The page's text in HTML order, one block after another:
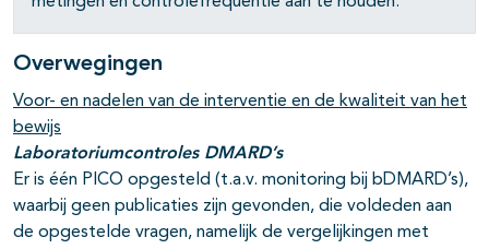
Overwegingen
Voor- en nadelen van de interventie en de kwaliteit van het
bewijs
Laboratoriumcontroles DMARD’s
Er is één PICO opgesteld (t.a.v. monitoring bij bDMARD’s),
waarbij geen publicaties zijn gevonden, die voldeden aan
de opgestelde vragen, namelijk de vergelijkingen met